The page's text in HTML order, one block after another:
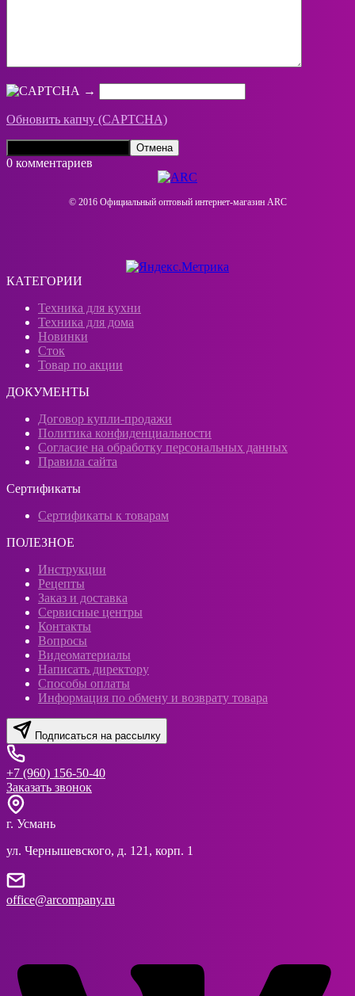
→
Обновить капчу (CAPTCHA)
0 комментариев
© 2016 Официальный оптовый интернeт-магазин ARC
КАТЕГОРИИ
Техника для кухни
Техника для дома
Новинки
Сток
Товар по акции
ДОКУМЕНТЫ
Договор купли-продажи
Политика конфиденциальности
Согласие на обработку персональных данных
Правила сайта
Сертификаты
Сертификаты к товарам
ПОЛЕЗНОЕ
Инструкции
Рецепты
Заказ и доставка
Сервисные центры
Контакты
Вопросы
Видеоматериалы
Написать директору
Способы оплаты
Информация по обмену и возврату товара
Подписаться на рассылку
+7 (960) 156-50-40
Заказать звонок
г. Усмань
ул. Чернышевского, д. 121, корп. 1
office@arcompany.ru